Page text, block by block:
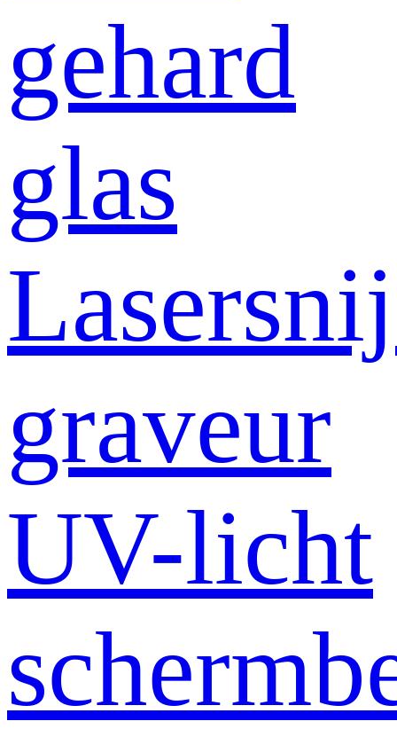
gehard
glas
graveur
UV-licht